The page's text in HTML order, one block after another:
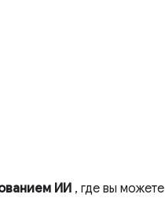
ИИ , где вы можете